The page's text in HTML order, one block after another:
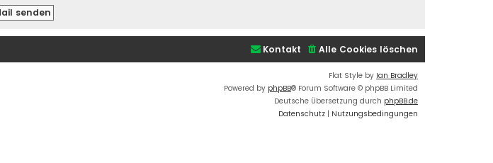
Alle Cookies löschen
Kontakt
Flat Style by Ian Bradley
Powered by phpBB® Forum Software © phpBB Limited
Deutsche Übersetzung durch phpBB.de
Datenschutz | Nutzungsbedingungen